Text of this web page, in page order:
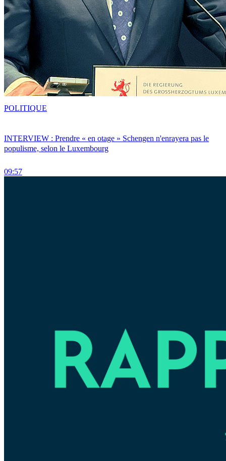
INTERVIEW : Prendre « en otage » Schengen n'enrayera pas le
populisme, selon le Luxembourg
09:57
POLITIQUE